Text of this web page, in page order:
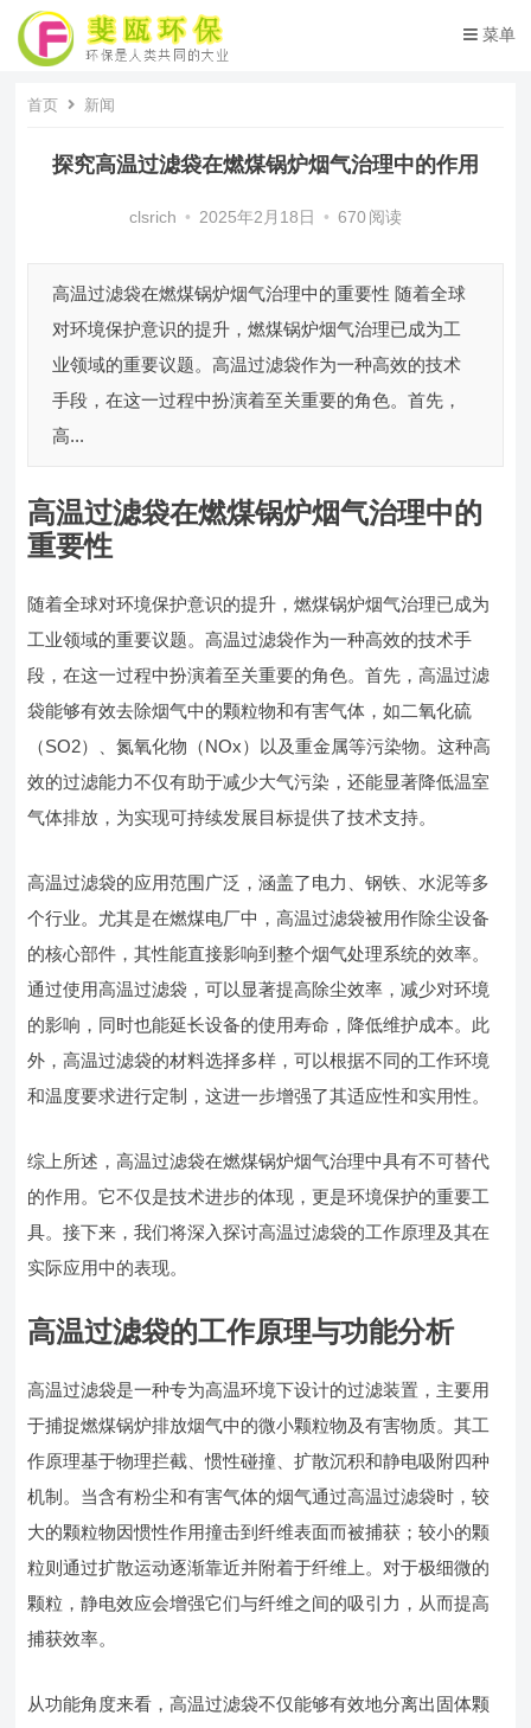
菜单
首页 新闻
探究高温过滤袋在燃煤锅炉烟气治理中的作用
clsrich • 2025年2月18日 • 670 阅读
高温过滤袋在燃煤锅炉烟气治理中的重要性 随着全球
对环境保护意识的提升，燃煤锅炉烟气治理已成为工
业领域的重要议题。高温过滤袋作为一种高效的技术
手段，在这一过程中扮演着至关重要的角色。首先，
高...
高温过滤袋在燃煤锅炉烟气治理中的
重要性
随着全球对环境保护意识的提升，燃煤锅炉烟气治理已成为
工业领域的重要议题。高温过滤袋作为一种高效的技术手
段，在这一过程中扮演着至关重要的角色。首先，高温过滤
袋能够有效去除烟气中的颗粒物和有害气体，如二氧化硫
（SO2）、氮氧化物（NOx）以及重金属等污染物。这种高
效的过滤能力不仅有助于减少大气污染，还能显著降低温室
气体排放，为实现可持续发展目标提供了技术支持。
高温过滤袋的应用范围广泛，涵盖了电力、钢铁、水泥等多
个行业。尤其是在燃煤电厂中，高温过滤袋被用作除尘设备
的核心部件，其性能直接影响到整个烟气处理系统的效率。
通过使用高温过滤袋，可以显著提高除尘效率，减少对环境
的影响，同时也能延长设备的使用寿命，降低维护成本。此
外，高温过滤袋的材料选择多样，可以根据不同的工作环境
和温度要求进行定制，这进一步增强了其适应性和实用性。
综上所述，高温过滤袋在燃煤锅炉烟气治理中具有不可替代
的作用。它不仅是技术进步的体现，更是环境保护的重要工
具。接下来，我们将深入探讨高温过滤袋的工作原理及其在
实际应用中的表现。
高温过滤袋的工作原理与功能分析
高温过滤袋是一种专为高温环境下设计的过滤装置，主要用
于捕捉燃煤锅炉排放烟气中的微小颗粒物及有害物质。其工
作原理基于物理拦截、惯性碰撞、扩散沉积和静电吸附四种
机制。当含有粉尘和有害气体的烟气通过高温过滤袋时，较
大的颗粒物因惯性作用撞击到纤维表面而被捕获；较小的颗
粒则通过扩散运动逐渐靠近并附着于纤维上。对于极细微的
颗粒，静电效应会增强它们与纤维之间的吸引力，从而提高
捕获效率。
从功能角度来看，高温过滤袋不仅能够有效地分离出固体颗